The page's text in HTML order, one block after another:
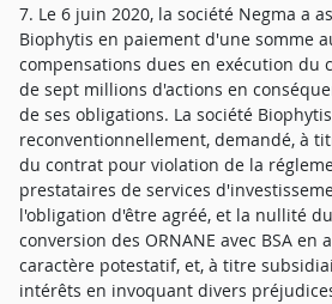
7. Le 6 juin 2020, la société Negma a
Biophytis en paiement d'une somme
compensations dues en exécution du
de sept millions d'actions en
de ses obligations. La société
reconventionnellement, demandé, à
du contrat pour violation de la
prestataires de services
l'obligation d'être agréé, et la nullité
conversion des ORNANE avec BSA en
caractère potestatif, et, à titre
intérêts en invoquant divers